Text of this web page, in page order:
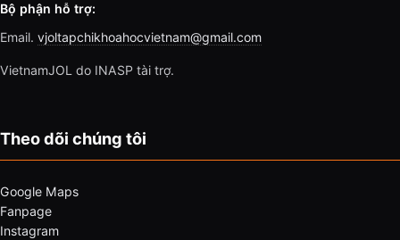
Bộ phận hỗ trợ:
Email. vjoltapchikhoahocvietnam@gmail.com
VietnamJOL do INASP tài trợ.
Theo dõi chúng tôi
Google Maps
Fanpage
Instagram